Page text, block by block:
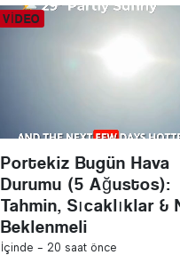
Portekiz Bugün Hava
Durumu (5 Ağustos):
Tahmin, Sıcaklıklar &
Beklenmeli
İçinde - 20 saat önce